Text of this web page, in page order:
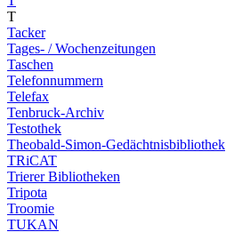
T
Tacker
Tages- / Wochenzeitungen
Taschen
Telefonnummern
Telefax
Tenbruck-Archiv
Testothek
Theobald-Simon-Gedächtnisbibliothek
TRiCAT
Trierer Bibliotheken
Tripota
Troomie
TUKAN